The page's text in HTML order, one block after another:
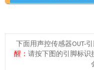
下面用声控传感器OUT-
醒： 请按下图的引脚标识